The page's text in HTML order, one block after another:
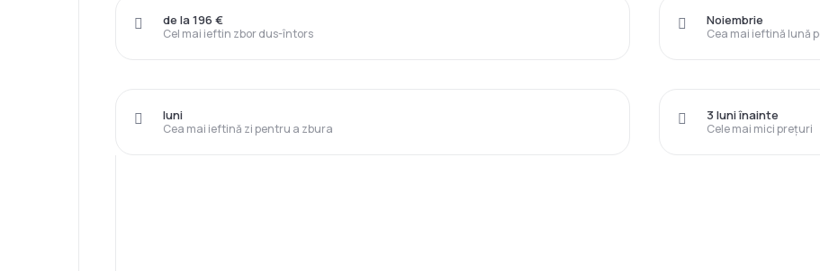
Cel mai ieftin zbor dus-întors
de la 196 €
Cea mai ieftină lună
Noiembrie
Cea mai ieftină zi pentru a zbura
luni
Cele mai mici prețuri
3 luni înainte